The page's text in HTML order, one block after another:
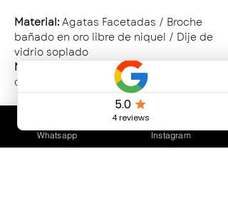
Material: Agatas Facetadas / Broche
bañado en oro libre de niquel / Dije de
vidrio soplado
Medidas:
Largo collar 40 cms + 5 cms
cadena de alargue.
CUIDADOS DEL PRODUCTO
Evitar el contacto frecuente con agua.
Evitar el contacto con productos de
Whatsapp Instagram